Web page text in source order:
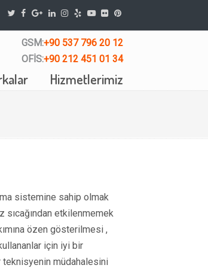
GSM:+90 537 796 20 12
OFİS:+90 212 451 01 34
Hizmetlerimiz
sistemine sahip olmak
sıcağından etkilenmemek
özen gösterilmesi ,
için iyi bir
müdahalesini